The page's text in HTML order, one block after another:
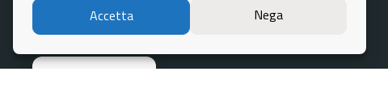
Mail :
Accetta Nega